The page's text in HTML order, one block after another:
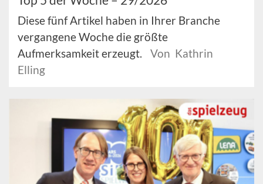
Diese fünf Artikel haben in Ihrer Branche
vergangene Woche die größte
Aufmerksamkeit erzeugt.
Von Kathrin
Elling